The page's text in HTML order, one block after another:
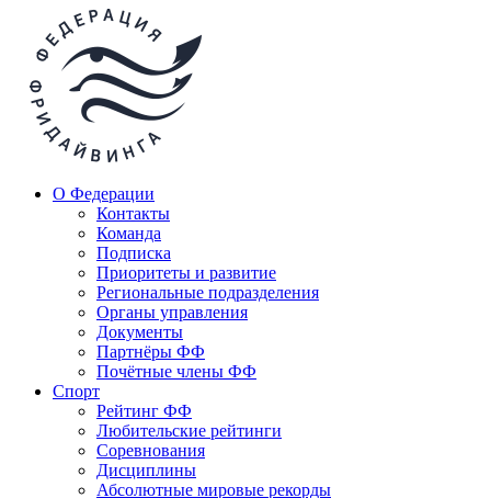
О Федерации
Контакты
Команда
Подписка
Приоритеты и развитие
Региональные подразделения
Органы управления
Документы
Партнёры ФФ
Почётные члены ФФ
Спорт
Рейтинг ФФ
Любительские рейтинги
Соревнования
Дисциплины
Абсолютные мировые рекорды